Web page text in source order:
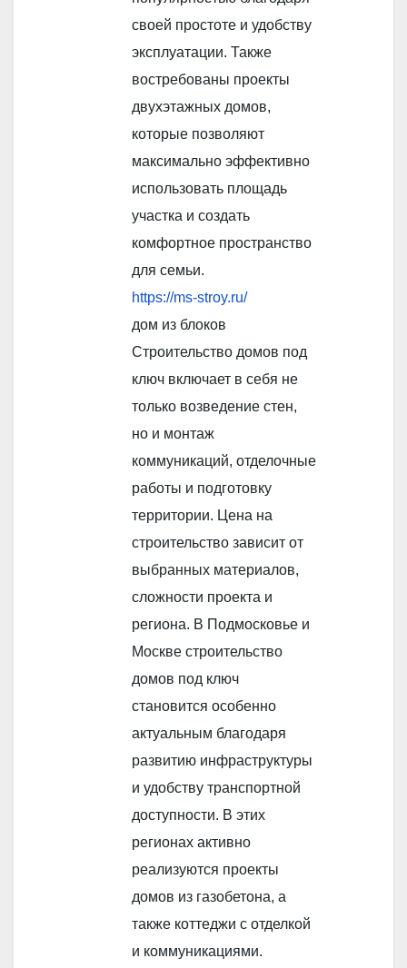
своей простоте и удобству
эксплуатации. Также
востребованы проекты
двухэтажных домов,
которые позволяют
максимально эффективно
использовать площадь
участка и создать
комфортное пространство
для семьи.
https://ms-stroy.ru/
дом из блоков
Строительство домов под
ключ включает в себя не
только возведение стен,
но и монтаж
коммуникаций, отделочные
работы и подготовку
территории. Цена на
строительство зависит от
выбранных материалов,
сложности проекта и
региона. В Подмосковье и
Москве строительство
домов под ключ
становится особенно
актуальным благодаря
развитию инфраструктуры
и удобству транспортной
доступности. В этих
регионах активно
реализуются проекты
домов из газобетона, а
также коттеджи с отделкой
и коммуникациями.